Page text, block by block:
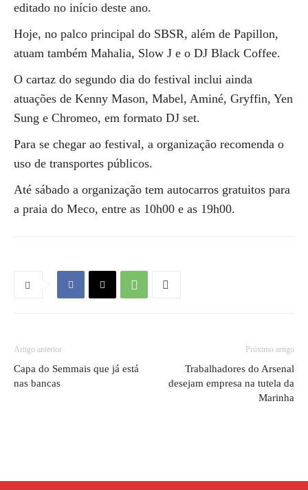
editado no início deste ano.
Hoje, no palco principal do SBSR, além de Papillon,
atuam também Mahalia, Slow J e o DJ Black Coffee.
O cartaz do segundo dia do festival inclui ainda
atuações de Kenny Mason, Mabel, Aminé, Gryffin, Yen
Sung e Chromeo, em formato DJ set.
Para se chegar ao festival, a organização recomenda o
uso de transportes públicos.
Até sábado a organização tem autocarros gratuitos para
a praia do Meco, entre as 10h00 e as 19h00.
Artigo anterior
Capa do Semmais que já está
nas bancas
Próximo artigo
Trabalhadores do Arsenal
desejam empresa na tutela da
Marinha